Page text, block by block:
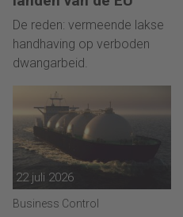
De reden: vermeende lakse
handhaving op verboden
dwangarbeid.
22 juli 2026
Business Control